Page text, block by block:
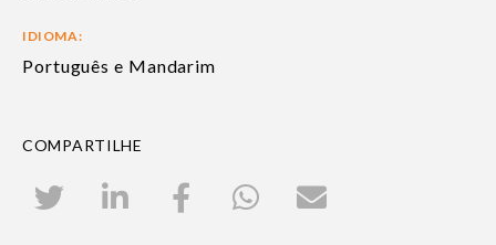
IDIOMA:
Português e Mandarim
COMPARTILHE